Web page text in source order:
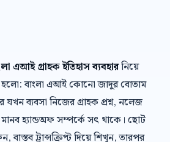
এআই গ্রাহক ইতিহাস ব্যবহারনিয়ে
হলো: বাংলা এআই কোনো জাদুর বোতাম
ব্যবসা নিজের গ্রাহক প্রশ্ন, নলেজ
হ্যান্ডঅফ সম্পর্কে সৎ থাকে। ছোট
ট্রান্সক্রিপ্ট দিয়ে শিখুন, তারপর